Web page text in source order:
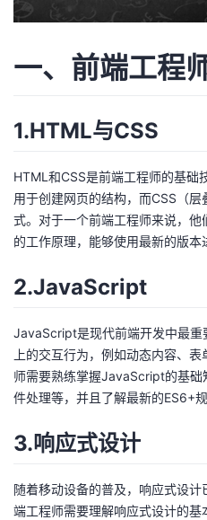
的
博
我
的
我
子
直
播
的
活
动
我
的
关
我
的
开
发
堂
我
Programs
的
持
我
一、前端工程
1.HTML与CSS
HTML和CSS是前端工程师的基础
用于创建网页的结构，而CSS（
式。对于一个前端工程师来说，
的工作原理，能够使用最新的版本
2.JavaScript
JavaScript是现代前端开发中最重
上的交互行为，例如动态内容、
师需要熟练掌握JavaScript的基
件处理等，并且了解最新的ES6+规
3.响应式设计
随着移动设备的普及，响应式设
端工程师需要理解响应式设计的